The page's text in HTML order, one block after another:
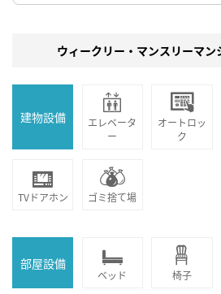
ウィークリー・マンスリーマ
建物設備
エレベータ
ー
オートロッ
ク
TVドアホン ゴミ捨て場
部屋設備
ベッド 椅子